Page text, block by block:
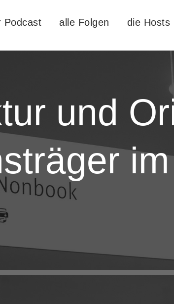
Podcast alle Folgen die Hosts
und